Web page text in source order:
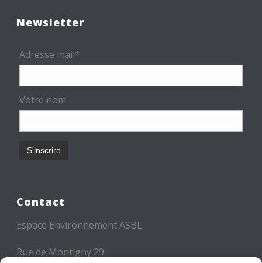
Newsletter
Adresse mail*
Votre nom
Contact
Espace Environnement ASBL
Rue de Montigny 29